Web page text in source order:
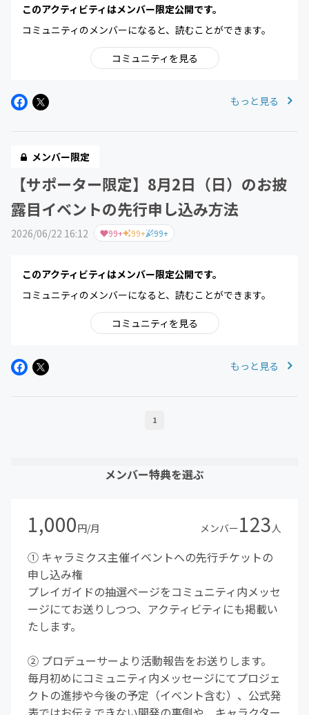
このアクティビティはメンバー限定公開です。
コミュニティのメンバーになると、読むことができます。
コミュニティを見る
もっと見る
メンバー限定
【サポーター限定】8月2日（日）のお披
露目イベントの先行申し込み方法
2026/06/22 16:12 99+ 99+ 99+
このアクティビティはメンバー限定公開です。
コミュニティのメンバーになると、読むことができます。
コミュニティを見る
もっと見る
1
メンバー特典を選ぶ
1,000円/月 メンバー123人
① キャラミクス主催イベントへの先行チケットの
申し込み権
プレイガイドの抽選ページをコミュニティ内メッセ
ージにてお送りしつつ、アクティビティにも掲載い
たします。
② プロデューサーより活動報告をお送りします。
毎月初めにコミュニティ内メッセージにてプロジェ
クトの進捗や今後の予定（イベント含む）、公式発